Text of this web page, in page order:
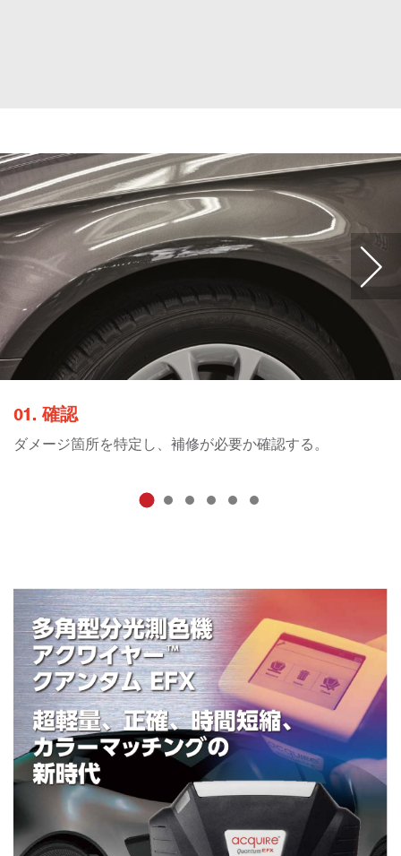
01. 確認
ダメージ箇所を特定し、補修が必要か確認する。